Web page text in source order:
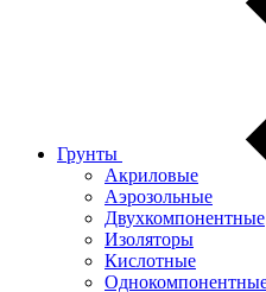
Грунты
Акриловые
Аэрозольные
Двухкомпонентные
Изоляторы
Кислотные